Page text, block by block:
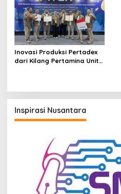
Inovasi Produksi Pertadex
dari Kilang Pertamina Unit
Inspirasi Nusantara